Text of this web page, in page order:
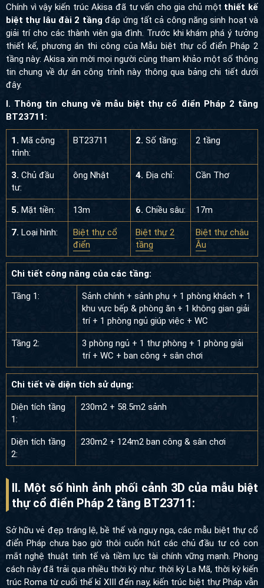
Chính vì vậy kiến trúc Akisa đã tư vấn cho gia chủ một thiết kế
biệt thự lâu đài 2 tầngđáp ứng tất cả công năng sinh hoạt và
giải trí cho các thành viên gia đình. Trước khi khám phá ý tưởng
thiết kế, phương án thi công của Mẫu biệt thự cổ điển Pháp 2
tầng này: Akisa xin mời mọi người cùng tham khảo một số thông
tin chung về dự án công trình này thông qua bảng chi tiết dưới
đây.
I. Thông tin chung về mẫu biệt thự cổ điển Pháp 2 tầng
BT23711:
1. Mã công
trình:
BT23711 2. Số tầng: 2 tầng
3. Chủ đầu
tư:
ông Nhật 4. Địa chỉ: Cần Thơ
5. Mặt tiền: 13m 6. Chiều sâu: 17m
7. Loại hình:
Biệt thự cổ
điển
Biệt thự 2
tầng
Biệt thự châu
Âu
Chi tiết công năng của các tầng:
Tầng 1:
Sảnh chính + sảnh phụ + 1 phòng khách + 1
khu vực bếp & phòng ăn + 1 không gian giải
trí + 1 phòng ngủ giúp việc + WC
Tầng 2:
3 phòng ngủ + 1 thư phòng + 1 phòng giải
trí + WC + ban công + sân chơi
Chi tiết về diện tích sử dụng:
Diện tích tầng
1:
230m2 + 58.5m2 sảnh
Diện tích tầng
2:
230m2 + 124m2 ban công & sân chơi
II. Một số hình ảnh phối cảnh 3D của mẫu biệt
thự cổ điển Pháp 2 tầng BT23711:
Sở hữu vẻ đẹp tráng lệ, bề thế và nguy nga, các mẫu biệt thự cổ
điển Pháp chưa bao giờ thôi cuốn hút các chủ đầu tư có con
mắt nghệ thuật tinh tế và tiềm lực tài chính vững mạnh. Phong
cách này đã trải qua nhiều thời kỳ như: thời kỳ La Mã, thời kỳ kiến
trúc Roma từ cuối thế kỉ XIII đến nay, kiến trúc biệt thự Pháp vẫn